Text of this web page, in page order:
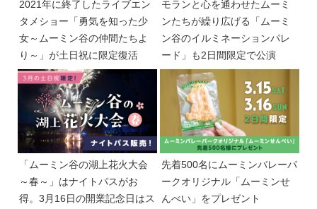
2021年に終了したライブエン
タメショー「勇気を知った少
女～ムーミン谷の仲間たちよ
り～」が土日祝に限定復活
モランと心を通わせたムーミ
ンたちが繰り広げる「ムーミ
ン谷のイルミネーションパレ
ード」も2日間限定で公演
「ムーミン谷の湖上花火大会
～春～」はナイトパスがお
得。3月16日の開業記念日はス
先着500名にムーミンバレーパ
ークオリジナル「ムーミンせ
んべい」をプレゼント